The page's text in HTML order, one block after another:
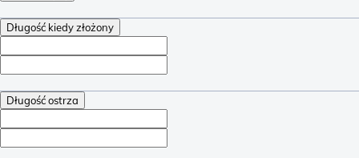
Długość kiedy złożony
Długość ostrza